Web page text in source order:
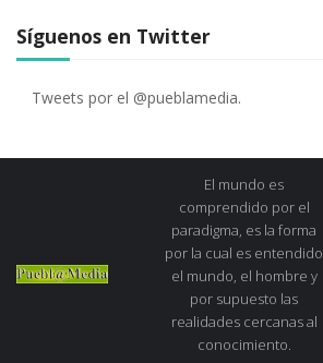
Síguenos en Twitter
Tweets por el @pueblamedia.
El mundo es
comprendido por el
paradigma, es la forma
por la cual es entendido
el mundo, el hombre y
por supuesto las
realidades cercanas al
conocimiento.